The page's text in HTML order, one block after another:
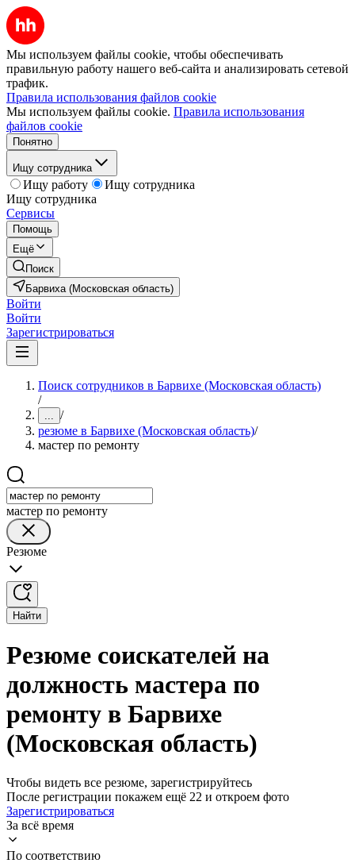
Мы используем файлы cookie, чтобы обеспечивать
правильную работу нашего веб-сайта и анализировать сетевой
трафик.
Правила использования файлов cookie
Мы используем файлы cookie. Правила использования
файлов cookie
Понятно
Ищу сотрудника
Ищу работу
Ищу сотрудника
Ищу сотрудника
Сервисы
Помощь
Ещё
Поиск
Барвиха (Московская область)
Войти
Войти
Зарегистрироваться
Поиск сотрудников в Барвихе (Московская область)
/
... /
резюме в Барвихе (Московская область)/
мастер по ремонту
мастер по ремонту
Резюме
Найти
Резюме соискателей на
должность мастера по
ремонту в Барвихе
(Московская область)
Чтобы видеть все резюме, зарегистрируйтесь
После регистрации покажем ещё 22 и откроем фото
Зарегистрироваться
За всё время
По соответствию